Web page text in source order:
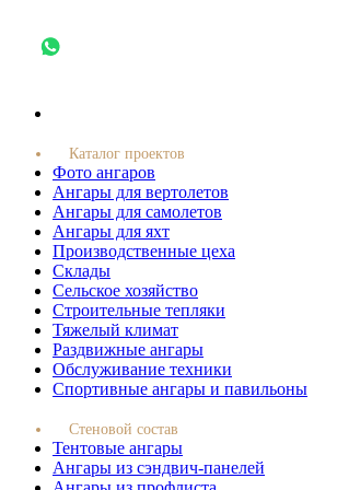
Каталог проектов
Фото ангаров
Ангары для вертолетов
Ангары для самолетов
Ангары для яхт
Производственные цеха
Склады
Сельское хозяйство
Строительные тепляки
Тяжелый климат
Раздвижные ангары
Обслуживание техники
Спортивные ангары и павильоны
Стеновой состав
Тентовые ангары
Ангары из сэндвич-панелей